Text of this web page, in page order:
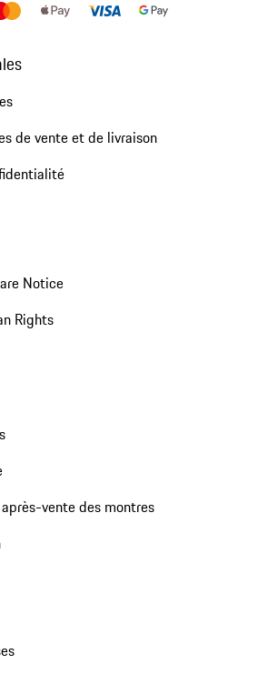
de vente et de livraison
Notice
Rights
vente des montres